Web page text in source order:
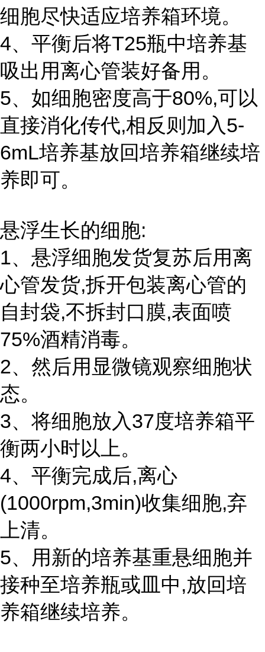
细胞尽快适应培养箱环境。
4、平衡后将T25瓶中培养基
吸出用离心管装好备用。
5、如细胞密度高于80%,可以
直接消化传代,相反则加入5-
6mL培养基放回培养箱继续培
养即可。
悬浮生长的细胞:
1、悬浮细胞发货复苏后用离
心管发货,拆开包装离心管的
自封袋,不拆封口膜,表面喷
75%酒精消毒。
2、然后用显微镜观察细胞状
态。
3、将细胞放入37度培养箱平
衡两小时以上。
4、平衡完成后,离心
(1000rpm,3min)收集细胞,弃
上清。
5、用新的培养基重悬细胞并
接种至培养瓶或皿中,放回培
养箱继续培养。